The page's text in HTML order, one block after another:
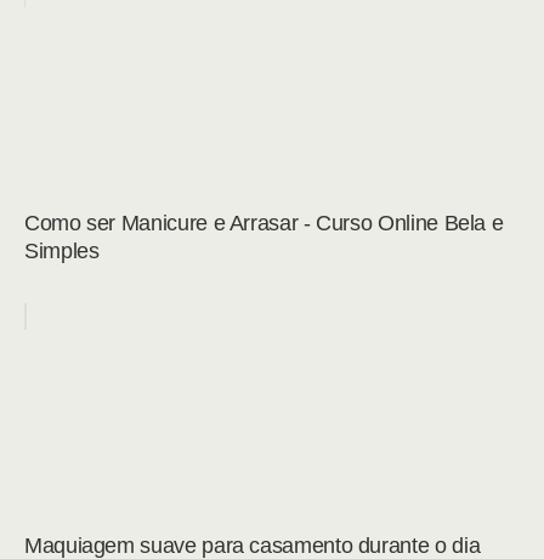
Como ser Manicure e Arrasar - Curso Online Bela e
Simples
Maquiagem suave para casamento durante o dia